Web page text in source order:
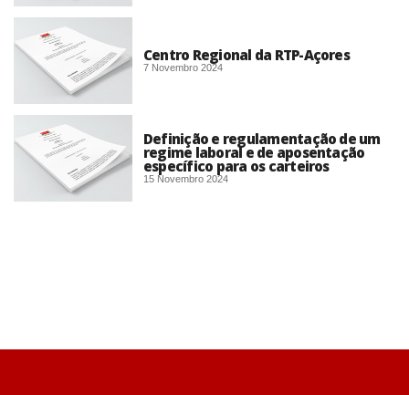
Centro Regional da RTP-Açores
7 Novembro 2024
Definição e regulamentação de um
regime laboral e de aposentação
específico para os carteiros
15 Novembro 2024